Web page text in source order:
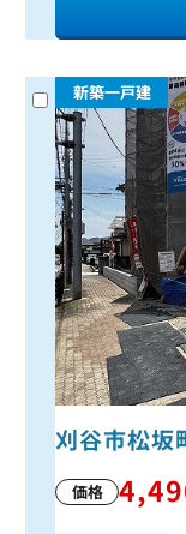
新築一戸建
刈谷市松
価格